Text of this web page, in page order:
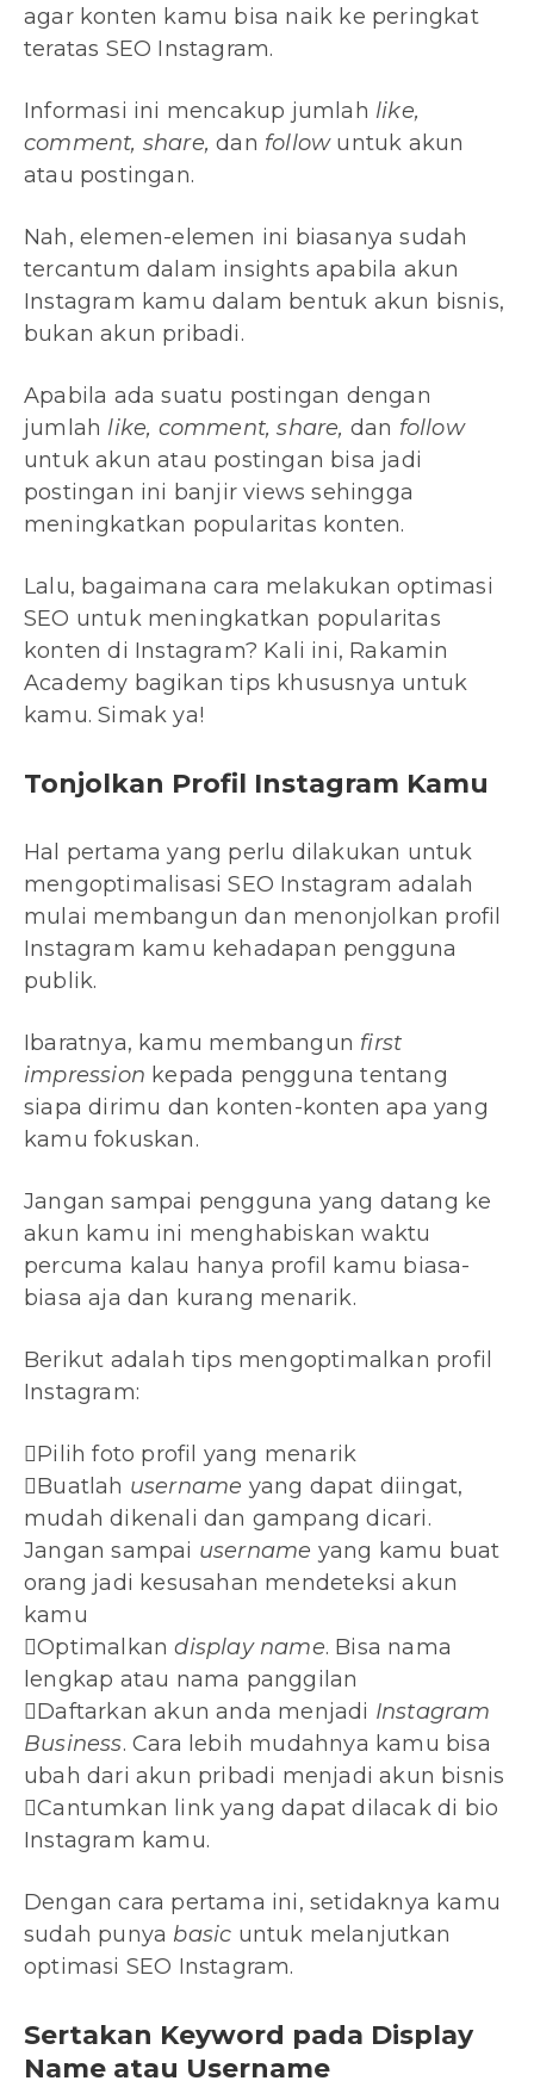
agar konten kamu bisa naik ke peringkat
teratas SEO Instagram.
Informasi ini mencakup jumlah like,
comment, share, dan followuntuk akun
atau postingan.
Nah, elemen-elemen ini biasanya sudah
tercantum dalam insights apabila akun
Instagram kamu dalam bentuk akun bisnis,
bukan akun pribadi.
Apabila ada suatu postingan dengan
jumlah like, comment, share, dan follow
untuk akun atau postingan bisa jadi
postingan ini banjir views sehingga
meningkatkan popularitas konten.
Lalu, bagaimana cara melakukan optimasi
SEO untuk meningkatkan popularitas
konten di Instagram? Kali ini, Rakamin
Academy bagikan tips khususnya untuk
kamu. Simak ya!
Tonjolkan Profil Instagram Kamu
Hal pertama yang perlu dilakukan untuk
mengoptimalisasi SEO Instagram adalah
mulai membangun dan menonjolkan profil
Instagram kamu kehadapan pengguna
publik.
Ibaratnya, kamu membangun first
impression kepada pengguna tentang
siapa dirimu dan konten-konten apa yang
kamu fokuskan.
Jangan sampai pengguna yang datang ke
akun kamu ini menghabiskan waktu
percuma kalau hanya profil kamu biasa-
biasa aja dan kurang menarik.
Berikut adalah tips mengoptimalkan profil
Instagram:
Pilih foto profil yang menarik
Buatlah username yang dapat diingat,
mudah dikenali dan gampang dicari.
Jangan sampai username yang kamu buat
orang jadi kesusahan mendeteksi akun
kamu
Optimalkandisplay name. Bisa nama
lengkap atau nama panggilan
Daftarkan akun anda menjadi Instagram
Business. Cara lebih mudahnya kamu bisa
ubah dari akun pribadi menjadi akun bisnis
Cantumkan link yang dapat dilacak di bio
Instagram kamu.
Dengan cara pertama ini, setidaknya kamu
sudah punya basic untuk melanjutkan
optimasi SEO Instagram.
Sertakan Keyword pada Display
Name atau Username